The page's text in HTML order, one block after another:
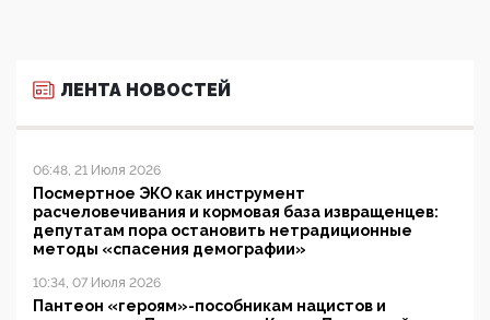
ЛЕНТА НОВОСТЕЙ
06:48, 21 Июля 2026
Посмертное ЭКО как инструмент
расчеловечивания и кормовая база извращенцев:
депутатам пора остановить нетрадиционные
методы «спасения демографии»
10:34, 07 Июля 2026
Пантеон «героям»-пособникам нацистов и